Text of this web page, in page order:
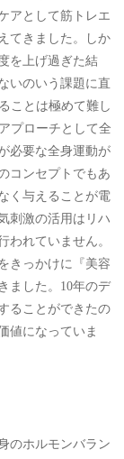
アとして筋トレエ
てきました。しか
を上げ過ぎた結
いのいう課題に直
ことは極めて難し
プローチとして全
必要な全身運動が
コンセプトでもあ
く与えることが電
刺激の活用はリハ
われていません。
きっかけに『美容
ました。10年のデ
ることができたの
値になっていま
のホルモンバラン